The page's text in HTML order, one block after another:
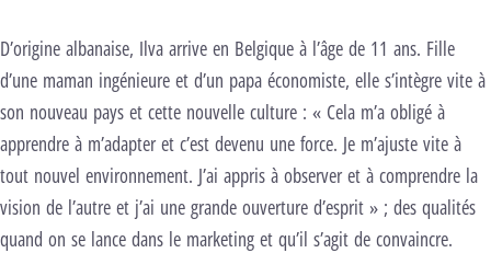
D’origine albanaise, Ilva arrive en Belgique à l’âge de 11 ans. Fille
d’une maman ingénieure et d’un papa économiste, elle s’intègre vite à
son nouveau pays et cette nouvelle culture : « Cela m’a obligé à
apprendre à m’adapter et c’est devenu une force. Je m’ajuste vite à
tout nouvel environnement. J’ai appris à observer et à comprendre la
vision de l’autre et j’ai une grande ouverture d’esprit » ; des qualités
quand on se lance dans le marketing et qu’il s’agit de convaincre.